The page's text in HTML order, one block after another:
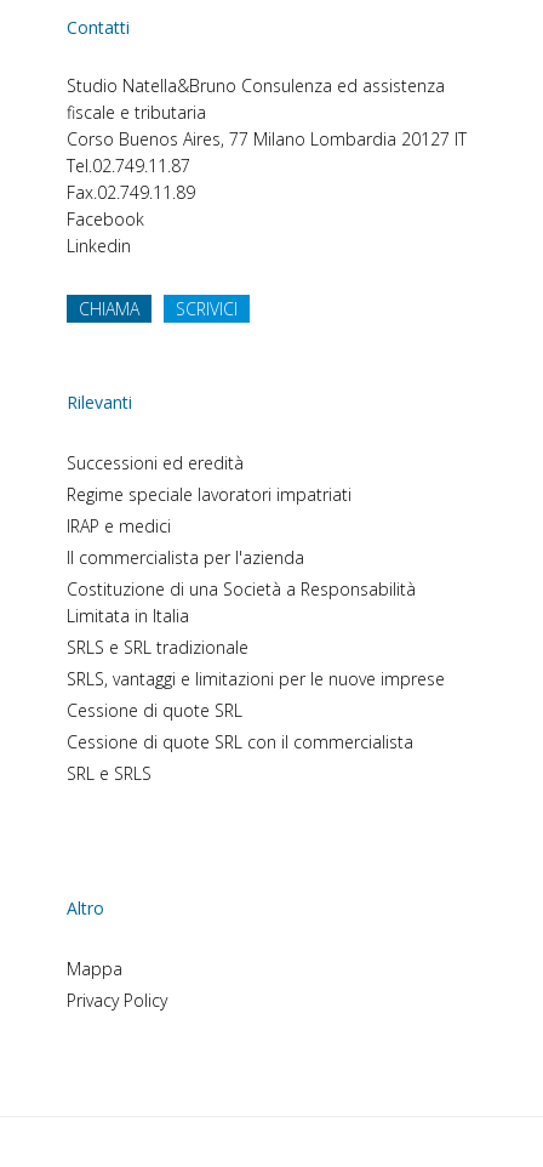
Contatti
Studio Natella&Bruno Consulenza ed assistenza
fiscale e tributaria
Corso Buenos Aires, 77 Milano Lombardia 20127 IT
Tel.02.749.11.87
Fax.02.749.11.89
Facebook
Linkedin
CHIAMA SCRIVICI
Rilevanti
Successioni ed eredità
Regime speciale lavoratori impatriati
IRAP e medici
Il commercialista per l'azienda
Costituzione di una Società a Responsabilità
Limitata in Italia
SRLS e SRL tradizionale
SRLS, vantaggi e limitazioni per le nuove imprese
Cessione di quote SRL
Cessione di quote SRL con il commercialista
SRL e SRLS
Altro
Mappa
Privacy Policy